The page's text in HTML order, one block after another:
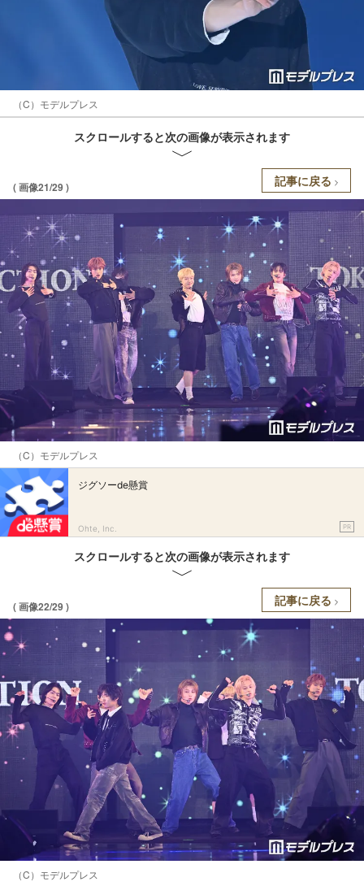
（C）モデルプレス
スクロールすると次の画像が表示されます
( 画像21/29 ) 記事に戻る
（C）モデルプレス
ジグソーde懸賞
Ohte, Inc. PR
スクロールすると次の画像が表示されます
( 画像22/29 ) 記事に戻る
（C）モデルプレス